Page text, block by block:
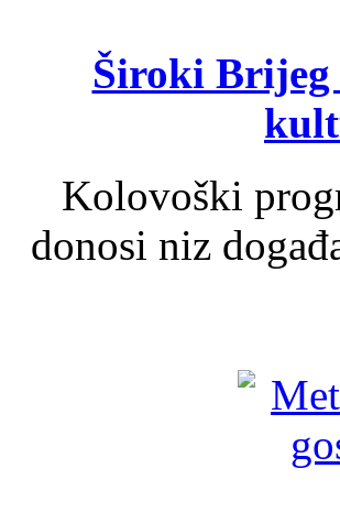
Široki Brijeg
Kolovoški
donosi niz